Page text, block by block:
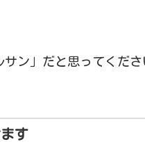
ン」だと思ってくだ
す